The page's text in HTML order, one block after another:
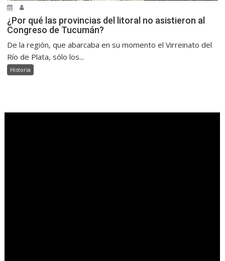
¿Por qué las provincias del litoral no asistieron al
Congreso de Tucumán?
De la región, que abarcaba en su momento el Virreinato del
Río de Plata, sólo los...
Historia